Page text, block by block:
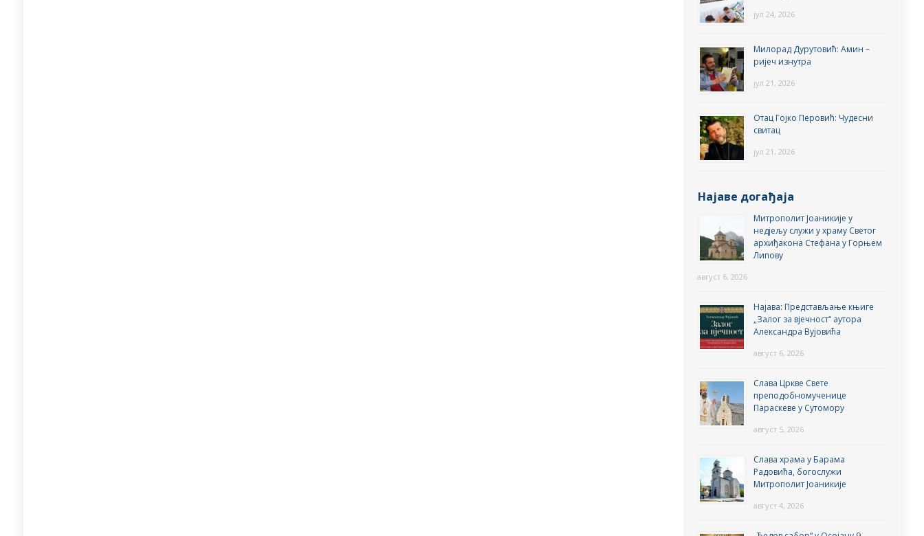
јул 24, 2026
Милорад Дурутовић: Амин –
ријеч изнутра
јул 21, 2026
Отац Гојко Перовић: Чудесни
свитац
јул 21, 2026
Најаве догађаја
Митрополит Јоаникије у
недјељу служи у храму Светог
архиђакона Стефана у Горњем
Липову
август 6, 2026
Најава: Представљање књиге
„Залог за вјечност“ аутора
Александра Вујовића
август 6, 2026
Слава Цркве Свете
преподобномученице
Параскеве у Сутомору
август 5, 2026
Слава храма у Барама
Радовића, богослужи
Митрополит Јоаникије
август 4, 2026